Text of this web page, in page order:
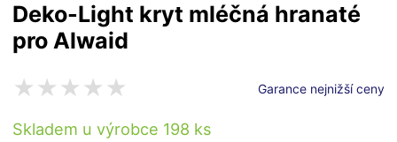
Deko-Light kryt mléčná hranaté
pro Alwaid
Garance nejnižší ceny
Skladem u výrobce 198 ks